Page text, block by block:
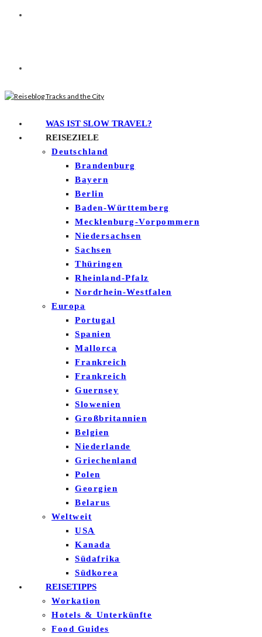
WAS IST SLOW TRAVEL?
REISEZIELE
Deutschland
Brandenburg
Bayern
Berlin
Baden-Württemberg
Mecklenburg-Vorpommern
Niedersachsen
Sachsen
Thüringen
Rheinland-Pfalz
Nordrhein-Westfalen
Europa
Portugal
Spanien
Mallorca
Frankreich
Frankreich
Guernsey
Slowenien
Großbritannien
Belgien
Niederlande
Griechenland
Polen
Georgien
Belarus
Weltweit
USA
Kanada
Südafrika
Südkorea
REISETIPPS
Workation
Hotels & Unterkünfte
Food Guides